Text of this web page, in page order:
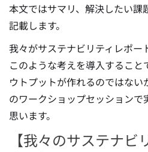
本文ではサマリ、解決したい課
記載します。
我々がサステナビリティレポー
このような考えを導入するこ
ウトプットが作れるのではな
のワークショップセッションで
思います。
【我々のサステナ